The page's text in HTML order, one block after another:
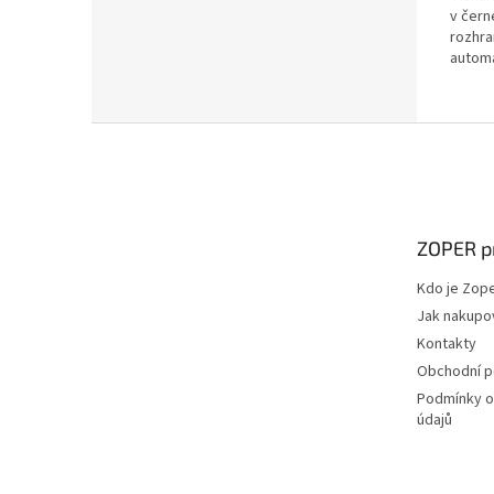
v
své
ZOPER
Kdo je
Jak
Kontakty
Obchodní
Podmínky
údajů